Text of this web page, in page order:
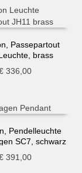
Passepartout
brass
336,00
Pendelleuchte
SC7, schwarz
391,00